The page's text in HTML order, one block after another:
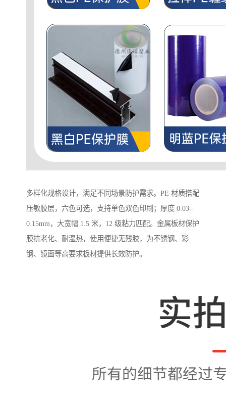
多样化规格设计，满足不同场景防护需求。PE 材质搭配
压敏胶层，六色可选，支持单色双色印刷；厚度 0.03–
0.15mm，大宽幅 1.5 米，12 级粘力匹配。金属板材保护
膜抗老化、耐湿热，使用便捷无残胶，为不锈钢、彩
钢、镜面等高要求板材提供长效防护。